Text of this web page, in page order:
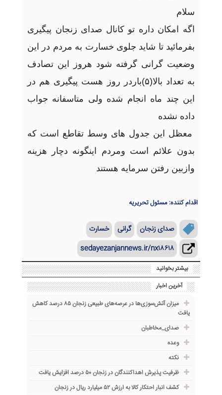
سلام
اگه امکان داره تو کانال صدای زنجان پیگیری
بفرمائید تا شاید جلوی خسارت به مردم در این
وضعیت گرانی گرفته شود هروز این تصادف
به تعداد بالا(۵)باردر روز هست پیگیری هم در
این چند ماه انجام شده ولی متاسفانه جواب
داده نشده
معظل این جدول های وسط تقاطع است که
بدون علائم است ومردم اینگونه دچار هزینه
وازبین رفتن سرمایه هستند
اقدام کننده: مسئول تحریریه
صدای زنجان گرانی
خسارت
sedayezanjannews.ir/nx۱۸۶۱۸
بیشتر بخوانید
آخرین اخبار
میزان آتش‌سوزی‌ها در عرصه‌های طبیعی زنجان ۸۵ درصد کاهش
یافت
صدای_مخاطبان
وعده
نکته
ظرفیت پذیرش اهداکنندگان در زنجان ۵۰ درصد افزایش یافت
کشف انبار احتکار کالا به ارزش ۵۲ میلیارد ریال در زنجان